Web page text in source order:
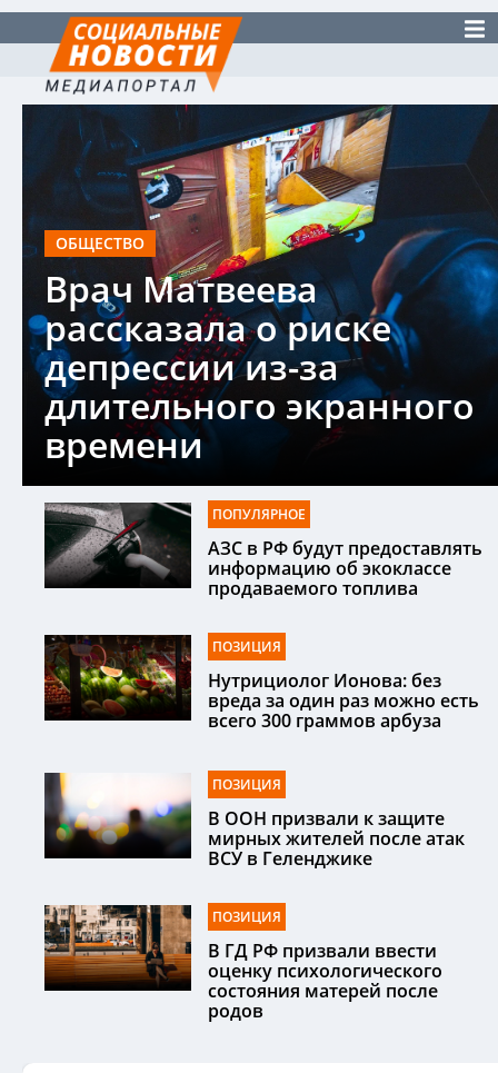
ОБЩЕСТВО
Врач Матвеева
рассказала о риске
депрессии из-за
длительного экранного
времени
ПОПУЛЯРНОЕ
АЗС в РФ будут предоставлять
информацию об экоклассе
продаваемого топлива
ПОЗИЦИЯ
Нутрициолог Ионова: без
вреда за один раз можно есть
всего 300 граммов арбуза
ПОЗИЦИЯ
В ООН призвали к защите
мирных жителей после атак
ВСУ в Геленджике
ПОЗИЦИЯ
В ГД РФ призвали ввести
оценку психологического
состояния матерей после
родов